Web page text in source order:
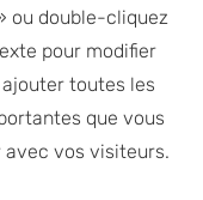
ou double-cliquez
pour modifier
toutes les
que vous
vos visiteurs.